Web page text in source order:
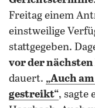
Freitag einem
einstweilige
stattgegeben.
vor der
dauert. „Auch
gestreikt“, sagte